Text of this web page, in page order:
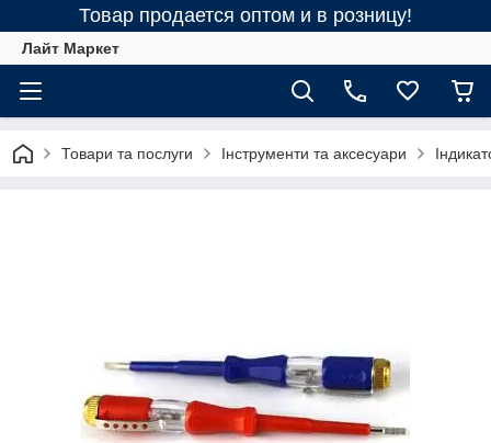
Товар продается оптом и в розницу!
Лайт Маркет
Товари та послуги Інструменти та аксесуари